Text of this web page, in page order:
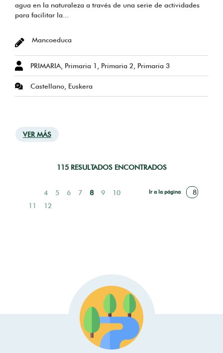
agua en la naturaleza a través de una serie de actividades
para facilitar la...
Mancoeduca
PRIMARIA, Primaria 1, Primaria 2, Primaria 3
Castellano, Euskera
VER MÁS
115 RESULTADOS ENCONTRADOS
Paginación
Primera
página
Página
anterior
Page
4 Page
5 Page
6 Page
7
Página
8 Page
9 Page
10
Page
11 Page
12
Ir a la página